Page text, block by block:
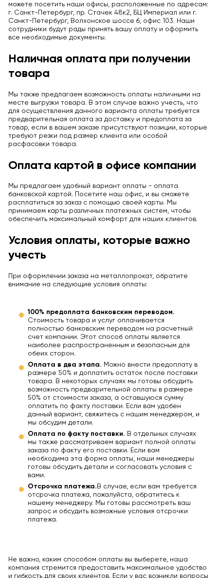
можете посетить наши офисы, расположенные по адресам:
г. Санкт-Петербург, пр. Стачек 48к2, БЦ Империал или г.
Санкт-Петербург, Волхонское шоссе 6, офис 103. Наши
сотрудники будут рады принять вашу оплату и оформить
все необходимые документы.
Наличная оплата при получении
товара
Мы также предлагаем возможность оплаты наличными на
месте выгрузки товара. В этом случае важно учесть, что
для осуществления данного варианта оплаты требуется
предварительная оплата за доставку и предоплата за
товар, если в вашем заказе присутствуют позиции, которые
требуют резки под размер клиента или особой
расфасовки товара.
Оплата картой в офисе компании
Мы предлагаем удобный вариант оплаты - оплата
банковской картой. Посетите наш офис, и вы сможете
расплатиться за заказ с помощью своей карты. Мы
принимаем карты различных платежных систем, чтобы
обеспечить максимальный комфорт для наших клиентов.
Условия оплаты, которые важно
учесть
При оформлении заказа на металлопрокат, обратите
внимание на следующие условия оплаты:
100% предоплата банковским переводом.
Стоимость товара и услуг оплачивается
полностью банковским переводом на расчетный
счет компании. Этот способ оплаты является
наиболее распространенным и безопасным для
обеих сторон.
Оплата в два этапа. Можно внести предоплату в
размере 50% и доплатить остаток после поставки
товара. В некоторых случаях мы готовы обсудить
возможность предварительной оплаты в размере
50% от стоимости заказа, а оставшуюся сумму
оплатить по факту поставки. Если вам удобен
данный вариант, свяжитесь с нашим менеджером, и
мы обсудим детали.
Оплата по факту поставки. В отдельных случаях
мы также рассматриваем вариант полной оплаты
заказа по факту его поставки. Если вам
необходима эта форма оплаты, наши менеджеры
готовы обсудить детали и согласовать условия с
вами.
Отсрочка платежа. В случае, если вам требуется
отсрочка платежа, пожалуйста, обратитесь к
нашему менеджеру. Мы готовы рассмотреть ваш
запрос и обсудить возможные условия отсрочки
платежа.
Не важно, каким способом оплаты вы выберете, наша
компания стремится предоставить максимальное удобство
и гибкость для своих клиентов. Если у вас возникли вопросы